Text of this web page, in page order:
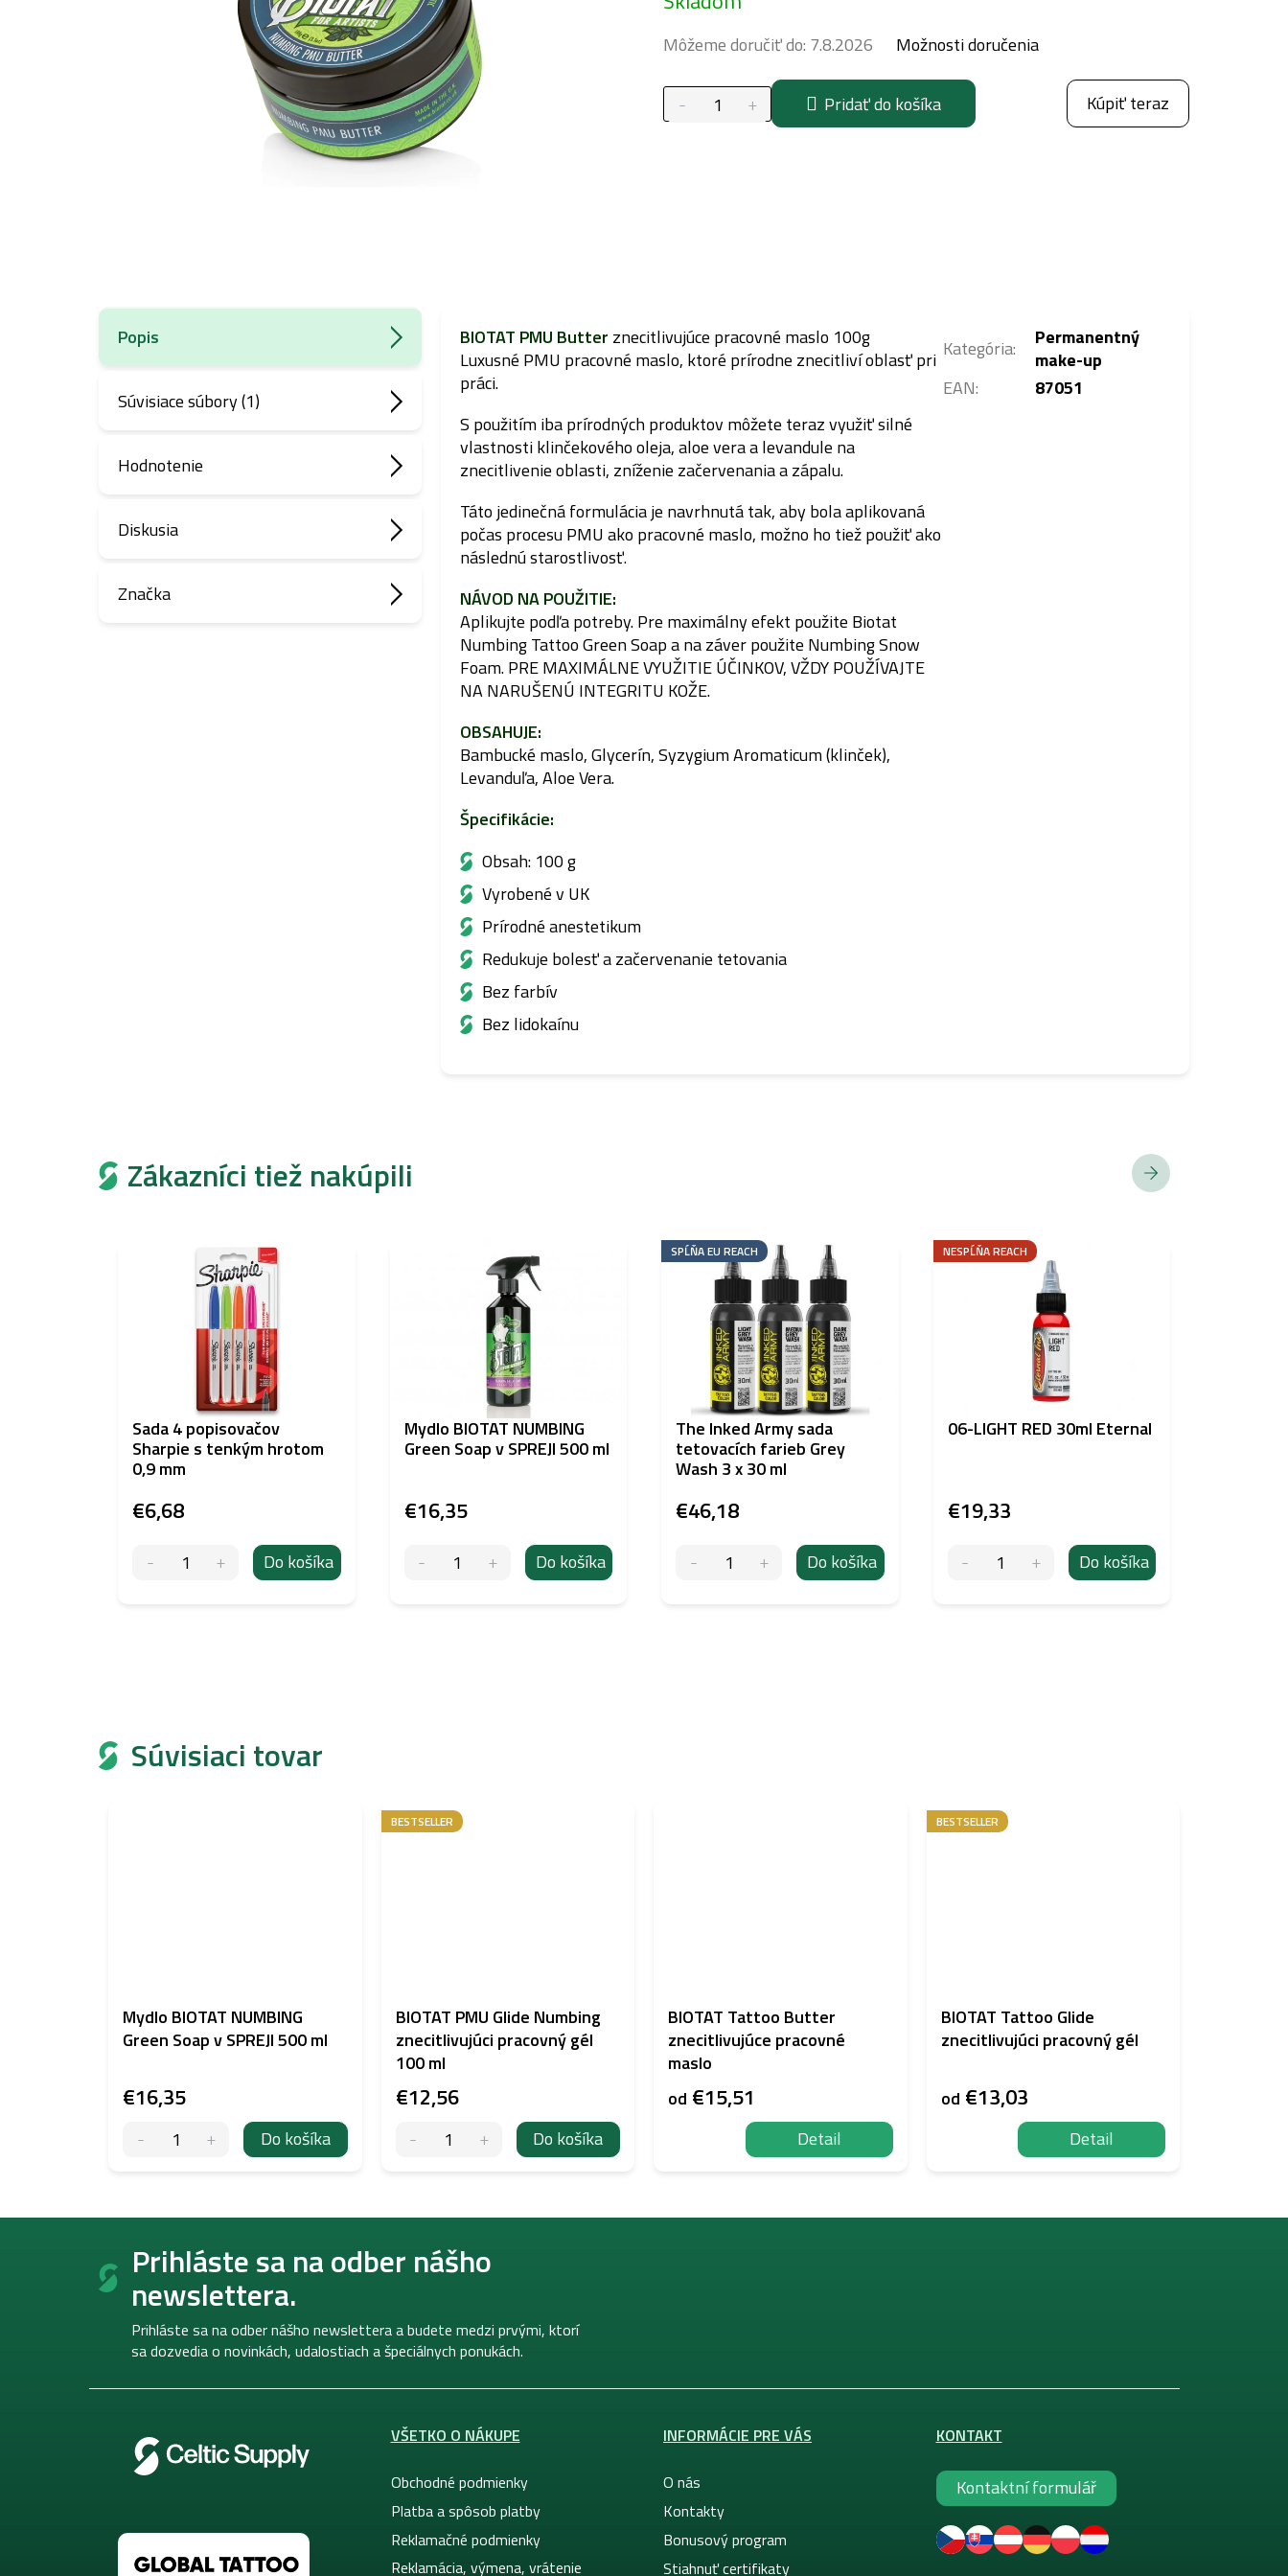
Môžeme doručiť do: 7.8.2026 Možnosti doručenia
Pridať do košíka Kúpiť teraz
Súvisiaci tovar
Mydlo BIOTAT NUMBING
Green Soap v SPREJI 500 ml
€16,35
Do košíka
BESTSELLER
BIOTAT PMU Glide Numbing
znecitlivujúci pracovný gél
100 ml
€12,56
Do košíka
BIOTAT Tattoo Butter
znecitlivujúce pracovné
maslo
od €15,51
Detail
BESTSELLER
BIOTAT Tattoo Glide
znecitlivujúci pracovný gél
od €13,03
Detail
Popis
Súvisiace súbory (1)
Hodnotenie
Diskusia
Značka
BIOTAT PMU Butter znecitlivujúce pracovné maslo 100g
Luxusné PMU pracovné maslo, ktoré prírodne znecitliví oblasť pri
práci.
S použitím iba prírodných produktov môžete teraz využiť silné
vlastnosti klinčekového oleja, aloe vera a levandule na
znecitlivenie oblasti, zníženie začervenania a zápalu.
Táto jedinečná formulácia je navrhnutá tak, aby bola aplikovaná
počas procesu PMU ako pracovné maslo, možno ho tiež použiť ako
následnú starostlivosť.
NÁVOD NA POUŽITIE:
Aplikujte podľa potreby. Pre maximálny efekt použite Biotat
Numbing Tattoo Green Soap a na záver použite Numbing Snow
Foam. PRE MAXIMÁLNE VYUŽITIE ÚČINKOV, VŽDY POUŽÍVAJTE
NA NARUŠENÚ INTEGRITU KOŽE.
OBSAHUJE:
Bambucké maslo, Glycerín, Syzygium Aromaticum (klinček),
Levanduľa, Aloe Vera.
Špecifikácie:
Obsah: 100 g
Vyrobené v UK
Prírodné anestetikum
Redukuje bolesť a začervenanie tetovania
Bez farbív
Bez lidokaínu
Kategória:
Permanentný
make-up
EAN: 87051
Zákazníci tiež nakúpili
Sada 4 popisovačov
Sharpie s tenkým hrotom
0,9 mm
€6,68
Do košíka
Mydlo BIOTAT NUMBING
Green Soap v SPREJI 500 ml
€16,35
Do košíka
SPĹŇA EU REACH
The Inked Army sada
tetovacích farieb Grey
Wash 3 x 30 ml
€46,18
Do košíka
NESPĹŇA REACH
06-LIGHT RED 30ml Eternal
€19,33
Do košíka
Z
Prihláste sa na odber nášho
newslettera.
Prihláste sa na odber nášho newslettera a budete medzi prvými, ktorí
sa dozvedia o novinkách, udalostiach a špeciálnych ponukách.
VŠETKO O NÁKUPE
Obchodné podmienky
Platba a spôsob platby
Reklamačné podmienky
Reklamácia, výmena, vrátenie
INFORMÁCIE PRE VÁS
O nás
Kontakty
Bonusový program
Stiahnuť certifikaty
KONTAKT
Kontaktní formulář